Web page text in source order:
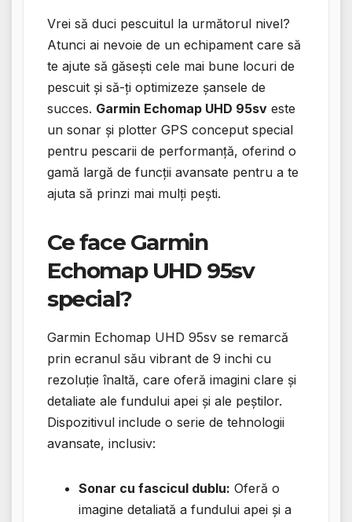
Vrei să duci pescuitul la următorul nivel?
Atunci ai nevoie de un echipament care să
te ajute să găsești cele mai bune locuri de
pescuit și să-ți optimizeze șansele de
succes. Garmin Echomap UHD 95sv este
un sonar și plotter GPS conceput special
pentru pescarii de performanță, oferind o
gamă largă de funcții avansate pentru a te
ajuta să prinzi mai mulți pești.
Ce face Garmin
Echomap UHD 95sv
special?
Garmin Echomap UHD 95sv se remarcă
prin ecranul său vibrant de 9 inchi cu
rezoluție înaltă, care oferă imagini clare și
detaliate ale fundului apei și ale peștilor.
Dispozitivul include o serie de tehnologii
avansate, inclusiv:
Sonar cu fascicul dublu: Oferă o
imagine detaliată a fundului apei și a